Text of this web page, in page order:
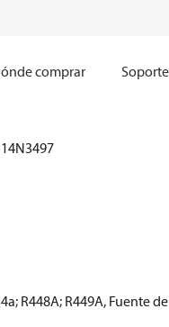
comprar Soporte
R448A; R449A, Fuente